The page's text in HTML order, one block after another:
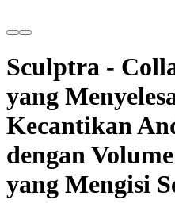
Sculptra -
yang
Kecantikan
dengan
yang Mengisi